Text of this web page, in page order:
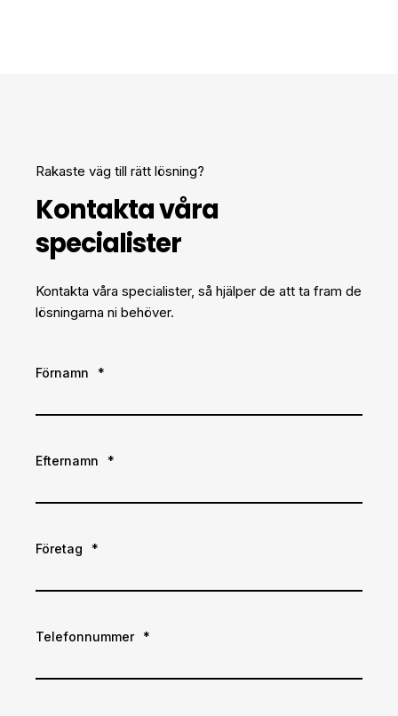
Rakaste väg till rätt lösning?
Kontakta våra
specialister
Kontakta våra specialister, så hjälper de att ta fram de
lösningarna ni behöver.
Förnamn *
Efternamn *
Företag *
Telefonnummer *